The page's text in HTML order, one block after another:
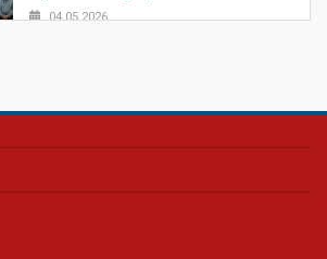
04.05.2026
Confira como foi o culto mensal